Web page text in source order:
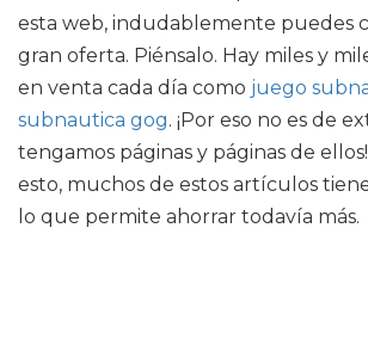
esta web, indudablemente puedes
gran oferta. Piénsalo. Hay miles y
en venta cada día como juego
subnautica gog. ¡Por eso no es de
tengamos páginas y páginas de
esto, muchos de estos artículos
lo que permite ahorrar todavía más.